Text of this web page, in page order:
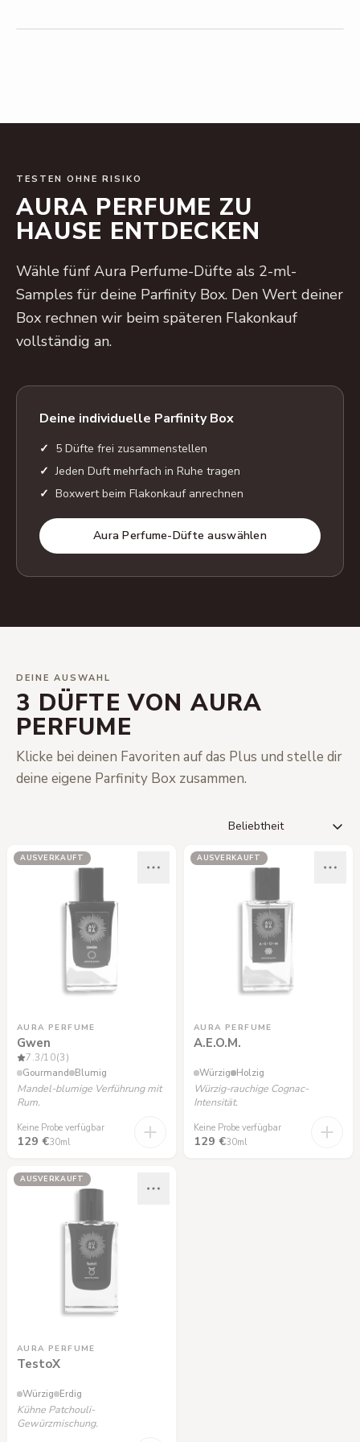
TESTEN OHNE RISIKO
AURA PERFUME ZU
HAUSE ENTDECKEN
Wähle fünf Aura Perfume-Düfte als 2-ml-
Samples für deine Parfinity Box. Den Wert deiner
Box rechnen wir beim späteren Flakonkauf
vollständig an.
Deine individuelle Parfinity Box
5 Düfte frei zusammenstellen
Jeden Duft mehrfach in Ruhe tragen
Boxwert beim Flakonkauf anrechnen
Aura Perfume-Düfte auswählen
DEINE AUSWAHL
3 DÜFTE VON AURA
PERFUME
Klicke bei deinen Favoriten auf das Plus und stelle dir
deine eigene Parfinity Box zusammen.
AUSVERKAUFT
AURA PERFUME
Gwen
7.3/10(3)
Gourmand Blumig
Mandel-blumige Verführung mit
Rum.
Keine Probe verfügbar
129 €30ml
AUSVERKAUFT
AURA PERFUME
A.E.O.M.
Würzig Holzig
Würzig-rauchige Cognac-
Intensität.
Keine Probe verfügbar
129 €30ml
AUSVERKAUFT
AURA PERFUME
TestoX
Würzig Erdig
Kühne Patchouli-
Gewürzmischung.